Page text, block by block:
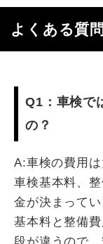
よくある質問
Q1：車検で
の？
A:車検の費用
車検基本料、
金が決まって
基本料と整備